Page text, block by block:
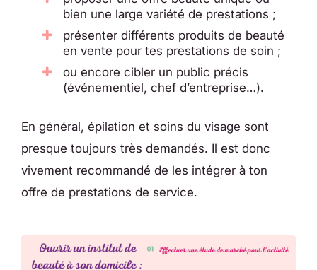
bien une large variété de prestations ;
présenter différents produits de beauté
en vente pour tes prestations de soin ;
ou encore cibler un public précis
(événementiel, chef d’entreprise…).
En général, épilation et soins du visage sont
presque toujours très demandés. Il est donc
vivement recommandé de les intégrer à ton
offre de prestations de service.